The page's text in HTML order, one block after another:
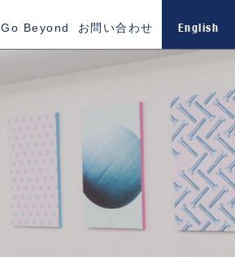
Go Beyond お問い合わせ English